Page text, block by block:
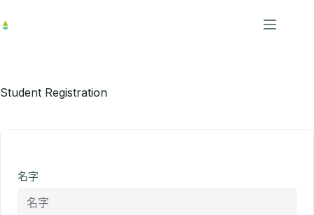
至
容
Student Registration
名字